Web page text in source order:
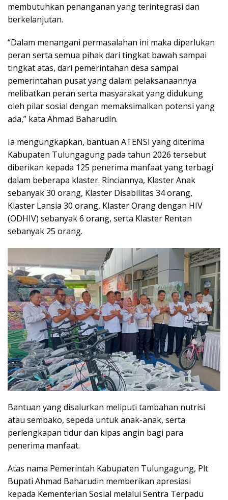
membutuhkan penanganan yang terintegrasi dan
berkelanjutan.
“Dalam menangani permasalahan ini maka diperlukan
peran serta semua pihak dari tingkat bawah sampai
tingkat atas, dari pemerintahan desa sampai
pemerintahan pusat yang dalam pelaksanaannya
melibatkan peran serta masyarakat yang didukung
oleh pilar sosial dengan memaksimalkan potensi yang
ada,” kata Ahmad Baharudin.
Ia mengungkapkan, bantuan ATENSI yang diterima
Kabupaten Tulungagung pada tahun 2026 tersebut
diberikan kepada 125 penerima manfaat yang terbagi
dalam beberapa klaster. Rinciannya, Klaster Anak
sebanyak 30 orang, Klaster Disabilitas 34 orang,
Klaster Lansia 30 orang, Klaster Orang dengan HIV
(ODHIV) sebanyak 6 orang, serta Klaster Rentan
sebanyak 25 orang.
Bantuan yang disalurkan meliputi tambahan nutrisi
atau sembako, sepeda untuk anak-anak, serta
perlengkapan tidur dan kipas angin bagi para
penerima manfaat.
Atas nama Pemerintah Kabupaten Tulungagung, Plt
Bupati Ahmad Baharudin memberikan apresiasi
kepada Kementerian Sosial melalui Sentra Terpadu